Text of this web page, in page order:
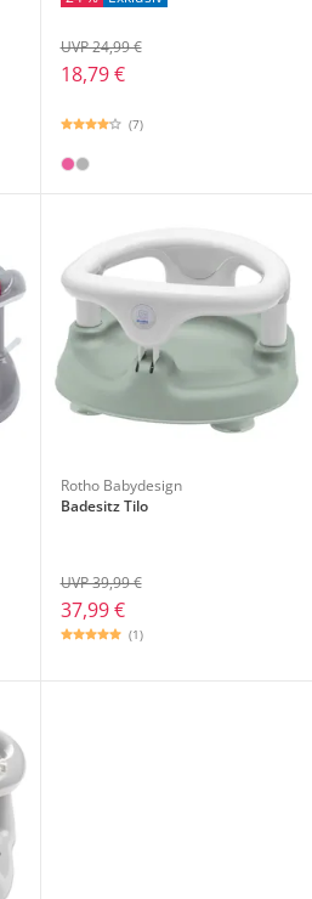
18,79 €
UVP 24,99 €
(7)
Rotho Babydesign
Badesitz Tilo
37,99 €
UVP 39,99 €
(1)